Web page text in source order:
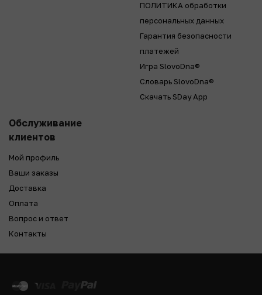
ПОЛИТИКА обработки
персональных данных
Гарантия безопасности
платежей
Игра SlovoDna®
Словарь SlovoDna®
Скачать SDay App
Обслуживание
клиентов
Мой профиль
Ваши заказы
Доставка
Оплата
Вопрос и ответ
Контакты